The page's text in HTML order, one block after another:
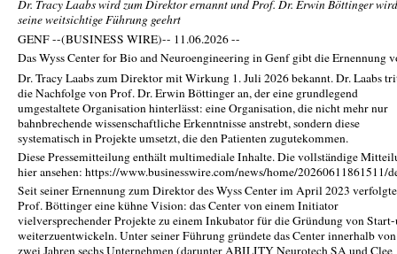
Dr. Tracy Laabs wird zum Direktor ernannt und Prof. Dr. Erwin Böttinger
seine weitsichtige Führung geehrt
GENF --(BUSINESS WIRE)-- 11.06.2026 --
Das Wyss Center for Bio and Neuroengineering in Genf gibt die Ernennung
Dr. Tracy Laabs zum Direktor mit Wirkung 1. Juli 2026 bekannt. Dr. Laabs
die Nachfolge von Prof. Dr. Erwin Böttinger an, der eine grundlegend
umgestaltete Organisation hinterlässt: eine Organisation, die nicht mehr nur
bahnbrechende wissenschaftliche Erkenntnisse anstrebt, sondern diese
systematisch in Projekte umsetzt, die den Patienten zugutekommen.
Diese Pressemitteilung enthält multimediale Inhalte. Die vollständige
hier ansehen: https://www.businesswire.com/news/home/20260611861511/
Seit seiner Ernennung zum Direktor des Wyss Center im April 2023 verfolgte
Prof. Böttinger eine kühne Vision: das Center von einem Initiator
vielversprechender Projekte zu einem Inkubator für die Gründung von Start-
weiterzuentwickeln. Unter seiner Führung gründete das Center innerhalb von
zwei Jahren sechs Unternehmen (darunter ABILITY Neurotech SA und Clee